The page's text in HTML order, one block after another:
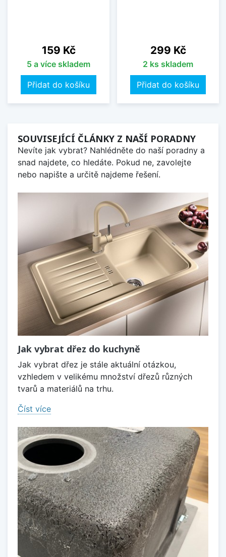
Cena
159 Kč
5 a více skladem
Přidat do košíku
Cena
299 Kč
2 ks skladem
Přidat do košíku
SOUVISEJÍCÍ ČLÁNKY Z NAŠÍ PORADNY
Nevíte jak vybrat? Nahlédněte do naší poradny a
snad najdete, co hledáte. Pokud ne, zavolejte
nebo napište a určitě najdeme řešení.
Jak vybrat dřez do kuchyně
Jak vybrat dřez je stále aktuální otázkou,
vzhledem v velikému množství dřezů různých
tvarů a materiálů na trhu.
Číst více